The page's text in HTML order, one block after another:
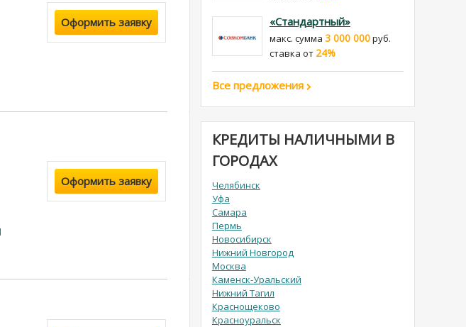
Оформить заявку
Оформить заявку
«Стандартный»
макс. сумма 3 000 000руб.
cтавка от 24%
Все предложения
КРЕДИТЫ НАЛИЧНЫМИ В
ГОРОДАХ
Челябинск
Уфа
Самара
Пермь
Новосибирск
Нижний Новгород
Москва
Каменск-Уральский
Нижний Тагил
Краснощеково
Красноуральск